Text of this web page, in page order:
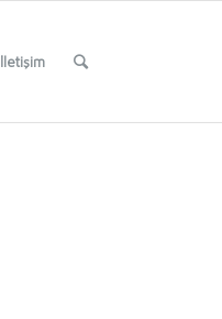
İletişim